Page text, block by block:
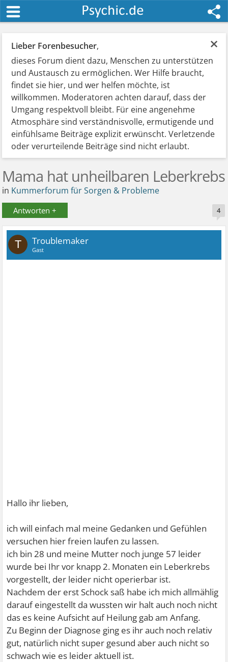
×
Lieber Forenbesucher,
dieses Forum dient dazu, Menschen zu unterstützen
und Austausch zu ermöglichen. Wer Hilfe braucht,
findet sie hier, und wer helfen möchte, ist
willkommen. Moderatoren achten darauf, dass der
Umgang respektvoll bleibt. Für eine angenehme
Atmosphäre sind verständnisvolle, ermutigende und
einfühlsame Beiträge explizit erwünscht. Verletzende
oder verurteilende Beiträge sind nicht erlaubt.
Mama hat unheilbaren Leberkrebs
in Kummerforum für Sorgen & Probleme
Antworten + 4
T Troublemaker
Gast
Hallo ihr lieben,
ich will einfach mal meine Gedanken und Gefühlen
versuchen hier freien laufen zu lassen.
ich bin 28 und meine Mutter noch junge 57 leider
wurde bei Ihr vor knapp 2. Monaten ein Leberkrebs
vorgestellt, der leider nicht operierbar ist.
Nachdem der erst Schock saß habe ich mich allmählig
darauf eingestellt da wussten wir halt auch noch nicht
das es keine Aufsicht auf Heilung gab am Anfang.
Zu Beginn der Diagnose ging es ihr auch noch relativ
gut, natürlich nicht super gesund aber auch nicht so
schwach wie es leider aktuell ist.